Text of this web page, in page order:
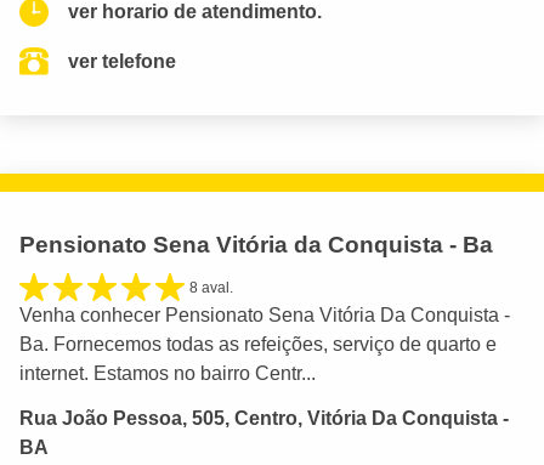
ver horario de atendimento.
ver telefone
Pensionato Sena Vitória da Conquista - Ba
8 aval.
Venha conhecer Pensionato Sena Vitória Da Conquista -
Ba. Fornecemos todas as refeições, serviço de quarto e
internet. Estamos no bairro Centr...
Rua João Pessoa, 505, Centro, Vitória Da Conquista -
BA